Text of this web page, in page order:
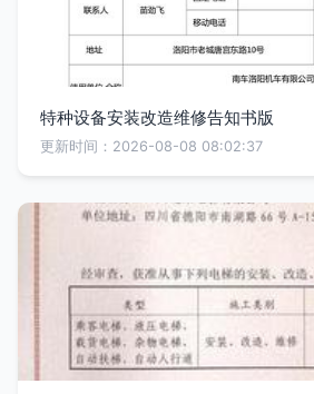
特种设备安装改造维修告知书版
更新时间：2026-08-08 08:02:37